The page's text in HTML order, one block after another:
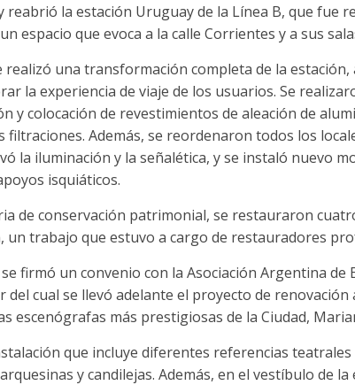
reabrió la estación Uruguay de la Línea B, que fue
espacio que evoca a la calle Corrientes y a sus
realizó una transformación completa de la
la experiencia de viaje de los usuarios. Se
y colocación de revestimientos de aleación de
Además, se reordenaron todos los
la iluminación y la señalética, y se instaló nuevo
isquiáticos.
de conservación patrimonial, se restauraron
un trabajo que estuvo a cargo de restauradores
firmó un convenio con la Asociación Argentina de
del cual se llevó adelante el proyecto de renovación
escenógrafas más prestigiosas de la Ciudad,
que incluye diferentes referencias
y candilejas. Además, en el vestíbulo de